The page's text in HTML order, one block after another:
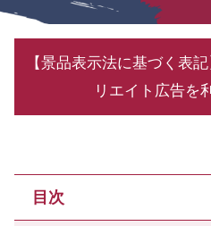
【景品表示法に基づく表
リエイト広告を
目次